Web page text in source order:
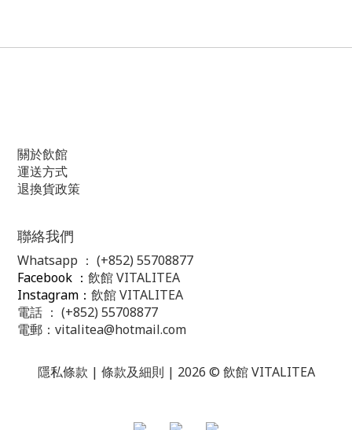
關於飲館
運送方式
退換貨政策
聯絡我們
Whatsapp ： (+852) 55708877
Facebook ： 飲館 VITALITEA
Instagram： 飲館 VITALITEA
電話 ： (+852) 55708877
電郵： vitalitea@hotmail.com
隱私條款 | 條款及細則 | 2026 © 飲館 VITALITEA